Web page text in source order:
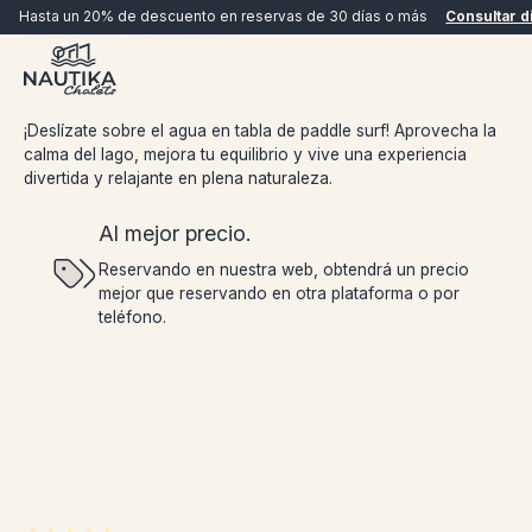
Hasta un 20% de descuento en reservas de 30 días o más Consultar
RESERVAR AHORA
Experiencias Surf de remo
Surf de remo
¡Deslízate sobre el agua en tabla de paddle surf! Aprovecha la
calma del lago, mejora tu equilibrio y vive una experiencia
divertida y relajante en plena naturaleza.
Al mejor precio.
Reservando en nuestra web, obtendrá un precio
mejor que reservando en otra plataforma o por
teléfono.